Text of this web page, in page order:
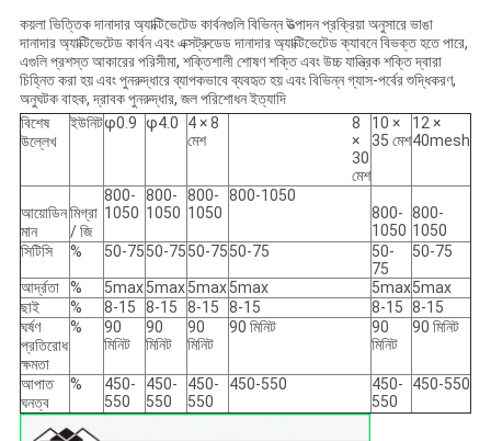
কয়লা ভিত্তিক দানাদার অ্যাক্টিভেটেড কার্বনগুলি বিভিন্ন উত্পাদন প্রক্রিয়া অনুসারে ভাঙা
দানাদার অ্যাক্টিভেটেড কার্বন এবং এক্সট্রুডেড দানাদার অ্যাক্টিভেটেড ক্যাবনে বিভক্ত হতে পারে,
এগুলি প্রশস্ত আকারের পরিসীমা, শক্তিশালী শোষণ শক্তি এবং উচ্চ যান্ত্রিক শক্তি দ্বারা
চিহ্নিত করা হয় এবং পুনরুদ্ধারে ব্যাপকভাবে ব্যবহৃত হয় এবং বিভিন্ন গ্যাস-পর্বের শুদ্ধিকরণ,
অনুঘটক বাহক, দ্রাবক পুনরুদ্ধার, জল পরিশোধন ইত্যাদি
বিশেষ
উল্লেখ
ইউনিটφ0.9 φ4.0
4 × 8
মেশ
8
×
30
মেশ
10 ×
35 মেশ
12 ×
40mesh
আয়োডিন
মান
মিগ্রা
/ জি
800-
1050
800-
1050
800-
1050
800-1050
800-
1050
800-
1050
সিটিসি
% 50-7550-7550-7550-75
50-
75
50-75
আর্দ্রতা % 5max5max5max5max 5max5max
ছাই
% 8-15 8-15 8-15 8-15 8-15 8-15
ঘর্ষণ
প্রতিরোধ
ক্ষমতা
%
90
মিনিট
90
মিনিট
90
মিনিট
90 মিনিট
90
মিনিট
90 মিনিট
আপাত
ঘনত্ব
%
450-
550
450-
550
450-
550
450-550
450-
550
450-550